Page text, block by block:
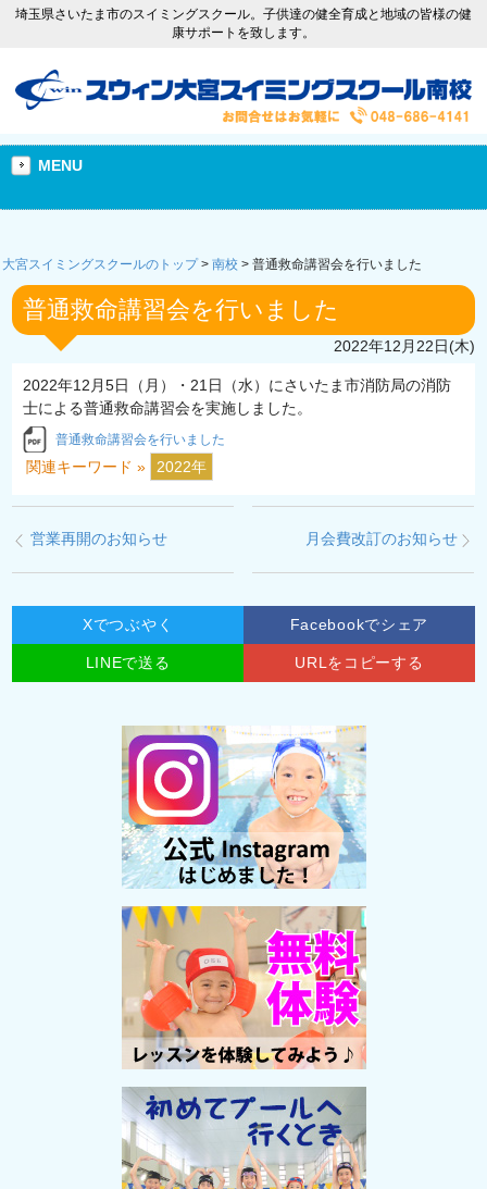
埼玉県さいたま市のスイミングスクール。子供達の健全育成と地域の皆様の健
康サポートを致します。
MENU
大宮スイミングスクールのトップ> 南校 > 普通救命講習会を行いました
普通救命講習会を行いました
2022年12月22日(木)
2022年12月5日（月）・21日（水）にさいたま市消防局の消防
士による普通救命講習会を実施しました。
普通救命講習会を行いました
関連キーワード » 2022年
営業再開のお知らせ 月会費改訂のお知らせ
Xでつぶやく Facebookでシェア
LINEで送る URLをコピーする